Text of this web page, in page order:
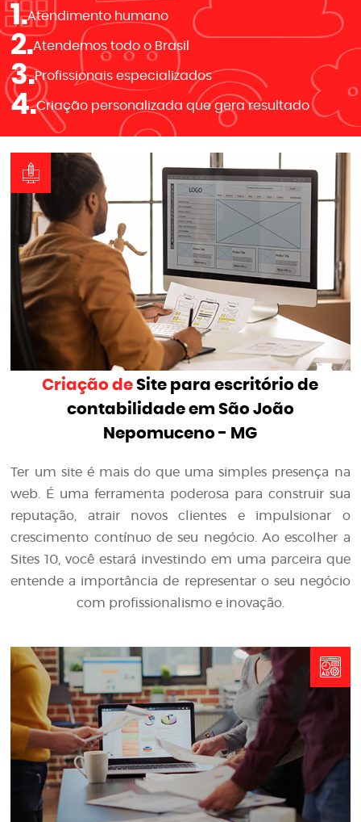
1.Atendimento humano
2.Atendemos todo o Brasil
3.Profissionais especializados
4.Criação personalizada que gera resultado
Criação de Site para escritório de
contabilidade em São João
Nepomuceno - MG
Ter um site é mais do que uma simples presença na
web. É uma ferramenta poderosa para construir sua
reputação, atrair novos clientes e impulsionar o
crescimento contínuo de seu negócio. Ao escolher a
Sites 10, você estará investindo em uma parceira que
entende a importância de representar o seu negócio
com profissionalismo e inovação.